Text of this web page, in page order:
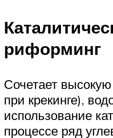
риформинг
Сочетает
при крекинге),
использование
процессе ряд